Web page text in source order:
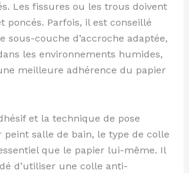
Les fissures ou les trous doivent
poncés. Parfois, il est conseillé
sous-couche d’accroche adaptée,
les environnements humides,
meilleure adhérence du papier
et la technique de pose
peint salle de bain, le type de colle
que le papier lui-même. Il
d’utiliser une colle anti-